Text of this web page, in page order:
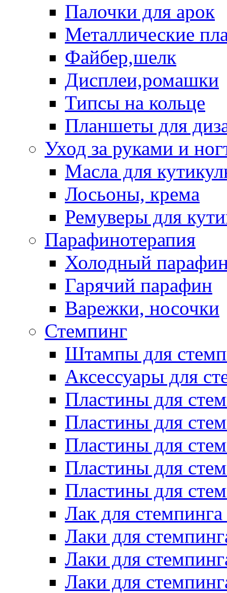
Палочки для арок
Металлические
Файбер,шелк
Дисплеи,ромашки
Типсы на кольце
Планшеты для
Уход за руками и
Масла для
Лосьоны, крема
Ремуверы для
Парафинотерапия
Холодный
Гарячий парафин
Варежки, носочки
Стемпинг
Штампы для
Аксессуары для
Пластины для
Пластины для
Пластины для
Пластины для
Пластины для
Лак для
Лаки для
Лаки для
Лаки для